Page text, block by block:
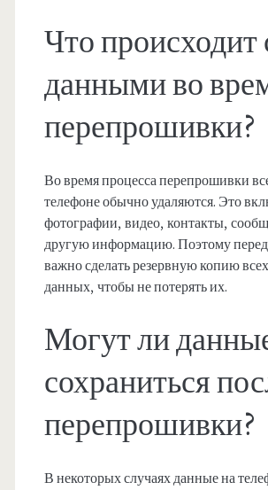
Что происходит
данными во
перепрошивки?
Во время процесса перепрошивки
телефоне обычно удаляются. Это
фотографии, видео, контакты,
другую информацию. Поэтому
важно сделать резервную копию
данных, чтобы не потерять их.
Могут ли
сохраниться
перепрошивки?
В некоторых случаях данные на